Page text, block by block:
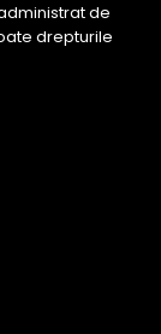
de
drepturile